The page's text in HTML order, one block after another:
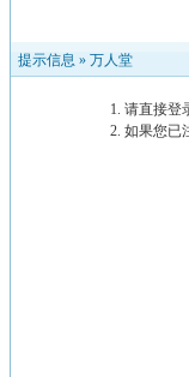
提示信息 » 万人堂
请直接登
如果您已